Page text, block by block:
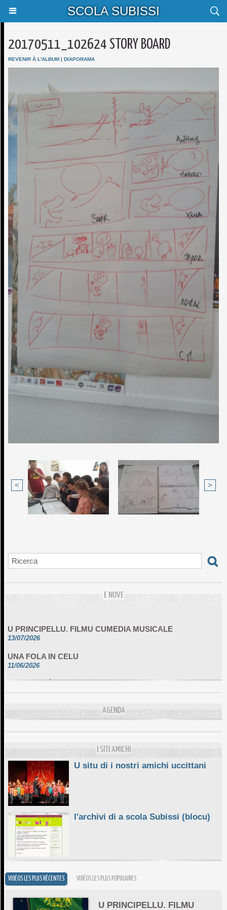
SCOLA SUBISSI
20170511_102624 STORY BOARD
REVENIR À L'ALBUM | DIAPORAMA
< >
E NOVE
13/07/2026
11/06/2026
DA SCIMULÌ
10/06/2026
AGENDA
I SITI AMICHI
U situ di i nostri amichi uccittani
l'archivi di a scola Subissi (blocu)
VIDÉOS LES PLUS RÉCENTES VIDÉOS LES PLUS POPULAIRES
U PRINCIPELLU. FILMU